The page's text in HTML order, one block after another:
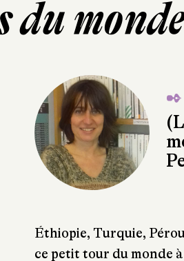
du
✒
Éthiopie, Turquie,
ce petit tour du monde